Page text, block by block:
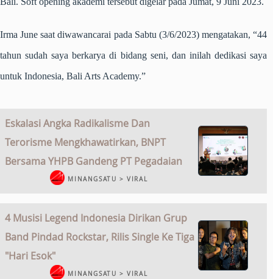
Irma June saat diwawancarai pada Sabtu (3/6/2023) mengatakan, “44
tahun sudah saya berkarya di bidang seni, dan inilah dedikasi saya
untuk Indonesia, Bali Arts Academy.”
Eskalasi Angka Radikalisme Dan
Terorisme Mengkhawatirkan, BNPT
Bersama YHPB Gandeng PT Pegadaian
MINANGSATU > VIRAL
4 Musisi Legend Indonesia Dirikan Grup
Band Pindad Rockstar, Rilis Single Ke Tiga
"Hari Esok"
MINANGSATU > VIRAL